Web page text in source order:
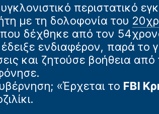
περιστατικό
με τη δολοφονία του
που δέχθηκε από τον
ενδιαφέρον, παρά το
και ζητούσε βοήθεια
«Έρχεται το FBI